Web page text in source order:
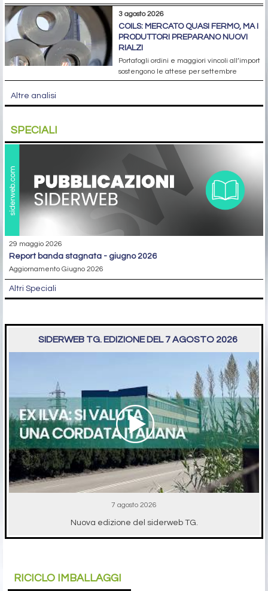
3 agosto 2026
COILS: MERCATO QUASI FERMO, MA I
PRODUTTORI PREPARANO NUOVI
RIALZI
Portafogli ordini e maggiori vincoli all’import
sostengono le attese per settembre
Altre analisi
SPECIALI
29 maggio 2026
report banda stagnata - giugno 2026
Aggiornamento Giugno 2026
Altri Speciali
SIDERWEB TG. EDIZIONE DEL 7 AGOSTO 2026
7 agosto 2026
Nuova edizione del siderweb TG.
RICICLO IMBALLAGGI